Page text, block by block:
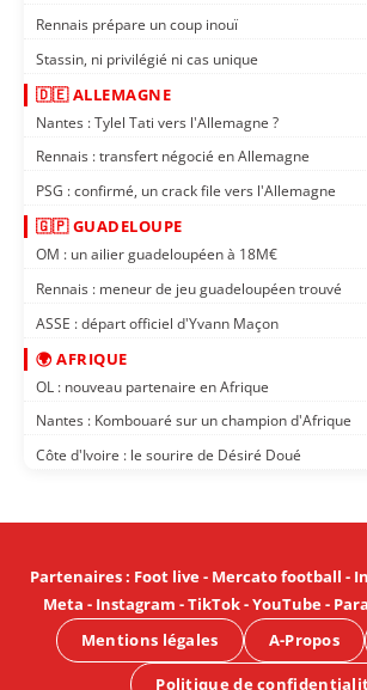
Rennais prépare un coup inouï
Stassin, ni privilégié ni cas unique
🇩🇪 ALLEMAGNE
Nantes : Tylel Tati vers l'Allemagne ?
Rennais : transfert négocié en Allemagne
PSG : confirmé, un crack file vers l'Allemagne
🇬🇵 GUADELOUPE
OM : un ailier guadeloupéen à 18M€
Rennais : meneur de jeu guadeloupéen trouvé
ASSE : départ officiel d'Yvann Maçon
🌍 AFRIQUE
OL : nouveau partenaire en Afrique
Nantes : Kombouaré sur un champion d'Afrique
Côte d'Ivoire : le sourire de Désiré Doué
Partenaires: Foot live- Mercato football -
Meta - Instagram -TikTok-YouTube-
Mentions légales
A-Propos
Politique de